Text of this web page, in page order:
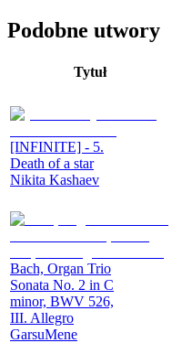
Podobne utwory
Tytuł
[INFINITE] - 5.
Death of a star
Nikita Kashaev
Bach, Organ Trio
Sonata No. 2 in C
minor, BWV 526,
III. Allegro
GarsuMene